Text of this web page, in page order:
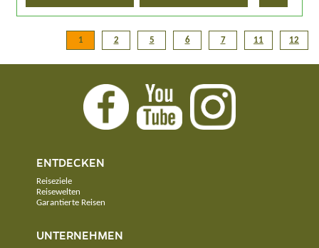
1 2 5 6 7 11 12
ENTDECKEN
Reiseziele
Reisewelten
Garantierte Reisen
UNTERNEHMEN